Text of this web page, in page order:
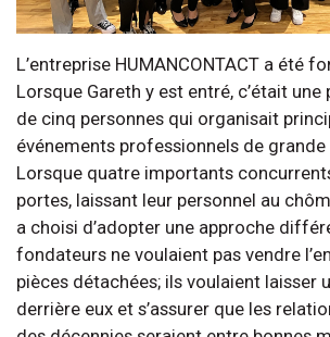
L’entreprise HUMANCONTACT a été
Lorsque Gareth y est entré, c’était
de cinq personnes qui organisait
événements professionnels de grande
Lorsque quatre importants
portes, laissant leur personnel au
a choisi d’adopter une approche
fondateurs ne voulaient pas vendre
pièces détachées; ils voulaient laisser
derrière eux et s’assurer que les